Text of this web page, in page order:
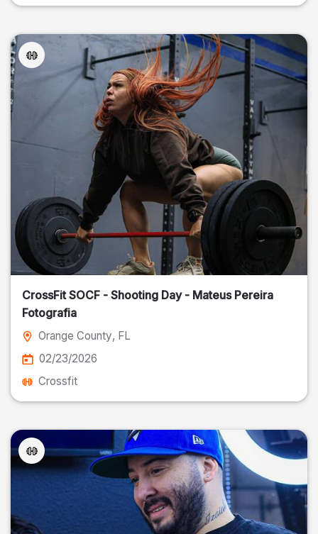
CrossFit SOCF - Shooting Day - Mateus Pereira
Fotografia
Orange County, FL
02/23/2026
Crossfit